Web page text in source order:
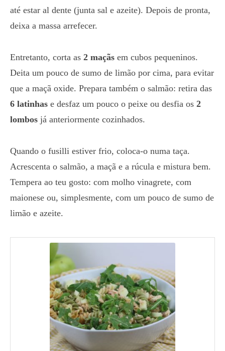
até estar al dente (junta sal e azeite). Depois de pronta,
deixa a massa arrefecer.
Entretanto, corta as 2 maçãs em cubos pequeninos.
Deita um pouco de sumo de limão por cima, para evitar
que a maçã oxide. Prepara também o salmão: retira das
6 latinhas e desfaz um pouco o peixe ou desfia os 2
lombos já anteriormente cozinhados.
Quando o fusilli estiver frio, coloca-o numa taça.
Acrescenta o salmão, a maçã e a rúcula e mistura bem.
Tempera ao teu gosto: com molho vinagrete, com
maionese ou, simplesmente, com um pouco de sumo de
limão e azeite.